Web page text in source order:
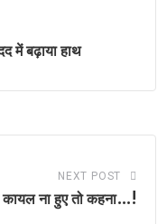
में बढ़ाया हाथ
NEXT POST
कायल ना हुए तो कहना…!